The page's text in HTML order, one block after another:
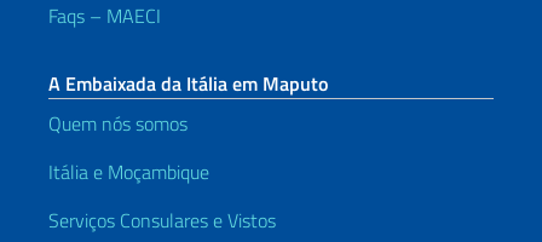
Faqs – MAECI
A Embaixada da Itália em Maputo
Quem nós somos
Itália e Moçambique
Serviços Consulares e Vistos